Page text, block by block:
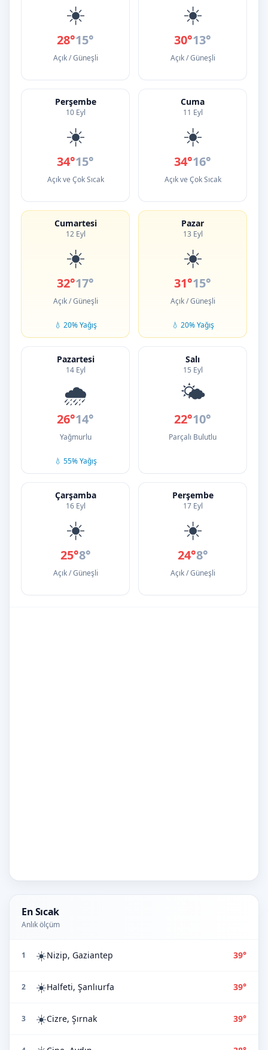
☀️
28°15°
Açık / Güneşli
☀️
30°13°
Açık / Güneşli
Perşembe
10 Eyl
☀️
34°15°
Açık ve Çok Sıcak
Cuma
11 Eyl
☀️
34°16°
Açık ve Çok Sıcak
Cumartesi
12 Eyl
☀️
32°17°
Açık / Güneşli
💧 20% Yağış
Pazar
13 Eyl
☀️
31°15°
Açık / Güneşli
💧 20% Yağış
Pazartesi
14 Eyl
🌧️
26°14°
Yağmurlu
💧 55% Yağış
Salı
15 Eyl
🌤️
22°10°
Parçalı Bulutlu
Çarşamba
16 Eyl
☀️
25°8°
Açık / Güneşli
Perşembe
17 Eyl
☀️
24°8°
Açık / Güneşli
En Sıcak
Anlık ölçüm
1 ☀️Nizip, Gaziantep 39°
2 ☀️Halfeti, Şanlıurfa 39°
3 ☀️Cizre, Şırnak 39°